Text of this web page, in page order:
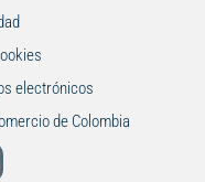
electrónicos
de Colombia